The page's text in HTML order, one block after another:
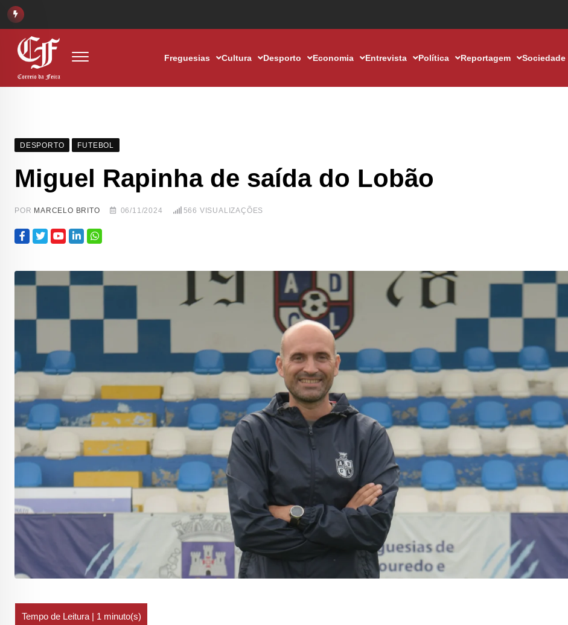
Freguesias Cultura Desporto Economia Entrevista Política Reportagem Sociedade
DESPORTO FUTEBOL
Miguel Rapinha de saída do Lobão
POR MARCELO BRITO 06/11/2024 566 VISUALIZAÇÕES